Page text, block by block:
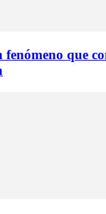
fenómeno que